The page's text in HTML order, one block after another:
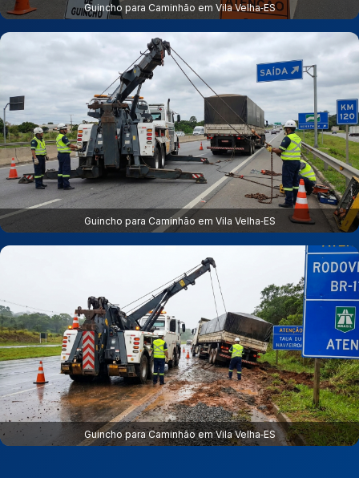
Guincho para Caminhão em Vila Velha‑ES
Guincho para Caminhão em Vila Velha‑ES
Guincho para Caminhão em Vila Velha‑ES